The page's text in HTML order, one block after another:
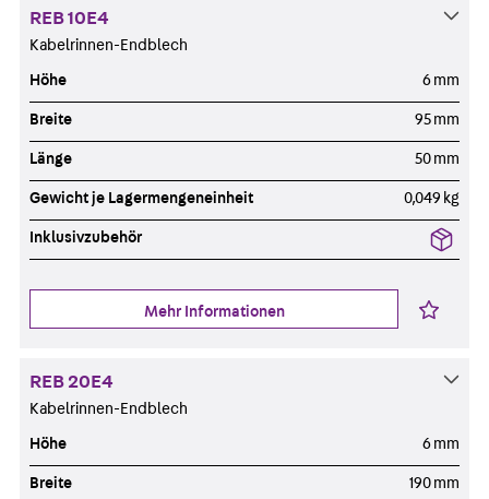
REB 10E4
Kabelrinnen-Endblech
Höhe 6 mm
Breite 95 mm
Länge 50 mm
Gewicht je Lagermengeneinheit 0,049 kg
Inklusivzubehör
Mehr Informationen
REB 20E4
Kabelrinnen-Endblech
Höhe 6 mm
Breite 190 mm